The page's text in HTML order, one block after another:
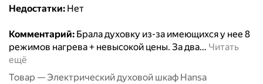
Недостатки: Нет
Комментарий: Брала духовку из-за имеющихся у нее 8
режимов нагрева + невысокой цены. За два… Читать
ещё
Товар — Электрический духовой шкаф Hansa